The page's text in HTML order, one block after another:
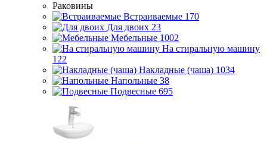
Раковины
Встраиваемые 170
Для двоих 23
Мебельные 1002
На стиральную машину
122
Накладные (чаша) 1034
Напольные 38
Подвесные 695